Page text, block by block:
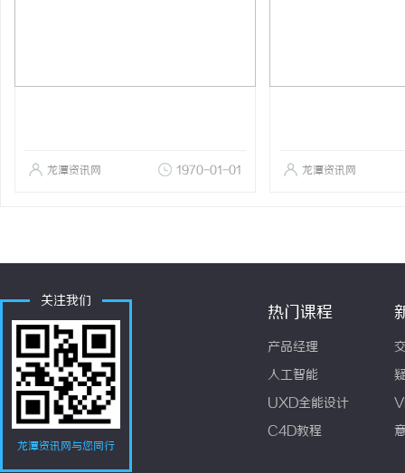
龙潭资讯网 1970-01-01 龙潭资讯网
关注我们
龙潭资讯网与您同行
热门课程
产品经理
人工智能
UXD全能设计
C4D教程